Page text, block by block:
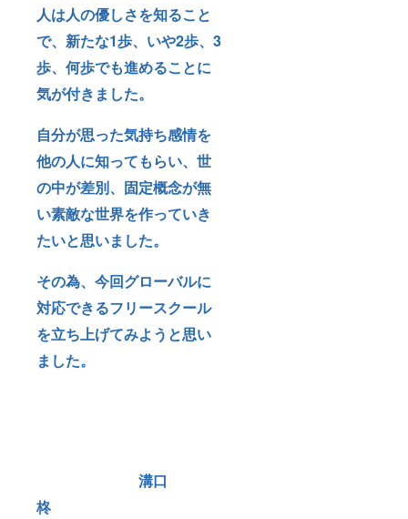
人は人の優しさを知ること
で、新たな1歩、いや2歩、3
歩、何歩でも進めることに
気が付きました。
自分が思った気持ち感情を
他の人に知ってもらい、世
の中が差別、固定概念が無
い素敵な世界を作っていき
たいと思いました。
その為、今回グローバルに
対応できるフリースクール
を立ち上げてみようと思い
ました。
溝口
柊